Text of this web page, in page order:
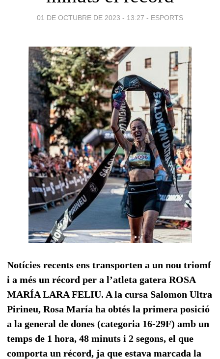
01 DE OCTUBRE DE 2023 - 13:27 - ESPORTS
Notícies recents ens transporten a un nou triomf
i a més un récord per a l’atleta gatera ROSA
MARÍA LARA FELIU. A la cursa Salomon Ultra
Pirineu, Rosa María ha obtés la primera posició
a la general de dones (categoria 16-29F) amb un
temps de 1 hora, 48 minuts i 2 segons, el que
comporta un récord, ja que estava marcada la